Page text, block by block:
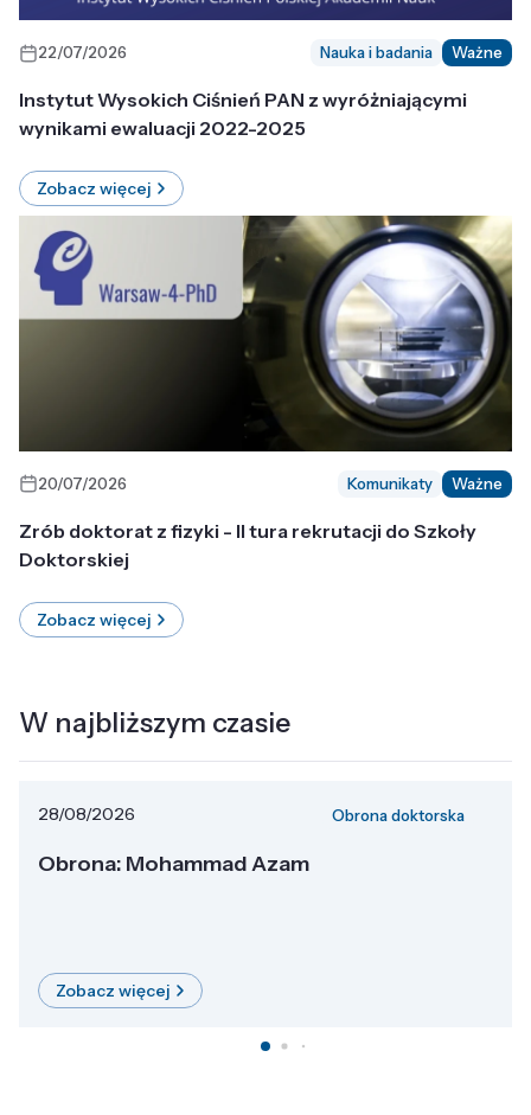
22/07/2026 Nauka i badania Ważne
Instytut Wysokich Ciśnień PAN z wyróżniającymi
wynikami ewaluacji 2022-2025
Zobacz więcej
20/07/2026 Komunikaty Ważne
Zrób doktorat z fizyki - II tura rekrutacji do Szkoły
Doktorskiej
Zobacz więcej
W najbliższym czasie
28/08/2026 Obrona doktorska
Obrona: Mohammad Azam
Zobacz więcej